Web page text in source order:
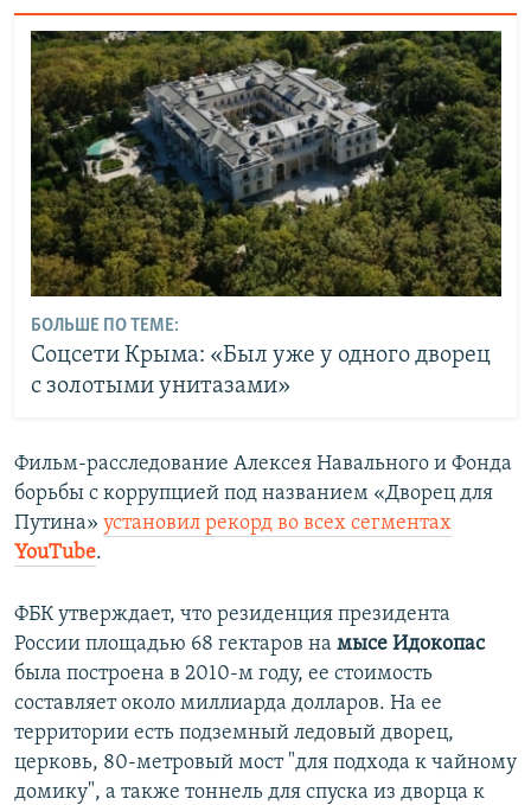
БОЛЬШЕ ПО ТЕМЕ:
Соцсети Крыма: «Был уже у одного дворец
с золотыми унитазами»
Фильм-расследование Алексея Навального и Фонда
борьбы с коррупцией под названием «Дворец для
Путина» установил рекорд во всех сегментах
YouTube.
ФБК утверждает, что резиденция президента
России площадью 68 гектаров на мысе Идокопас
была построена в 2010-м году, ее стоимость
составляет около миллиарда долларов. На ее
территории есть подземный ледовый дворец,
церковь, 80-метровый мост "для подхода к чайному
домику", а также тоннель для спуска из дворца к